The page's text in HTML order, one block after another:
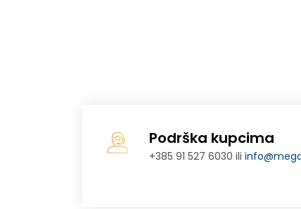
Podrška kupcima
+385 91 527 6030 ili